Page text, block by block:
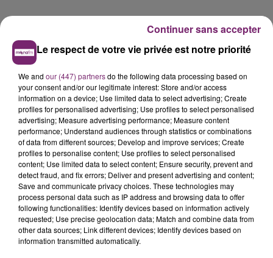
Le respect de votre vie privée est notre priorité
We and our (447) partnersdo the following data processing based on
your consent and/or our legitimate interest: Store and/or access
information on a device; Use limited data to select advertising; Create
profiles for personalised advertising; Use profiles to select personalised
advertising; Measure advertising performance; Measure content
performance; Understand audiences through statistics or combinations
of data from different sources; Develop and improve services; Create
profiles to personalise content; Use profiles to select personalised
content; Use limited data to select content; Ensure security, prevent and
detect fraud, and fix errors; Deliver and present advertising and content;
Save and communicate privacy choices. These technologies may
process personal data such as IP address and browsing data to offer
following functionalities: Identify devices based on information actively
requested; Use precise geolocation data; Match and combine data from
other data sources; Link different devices; Identify devices based on
information transmitted automatically.
Continuer sans accepter